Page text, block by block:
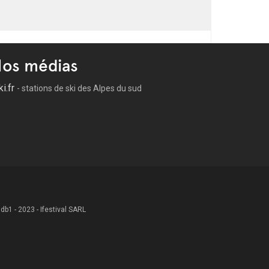
médias
- stations de ski des Alpes du sud
- 2023 - Ifestival SARL